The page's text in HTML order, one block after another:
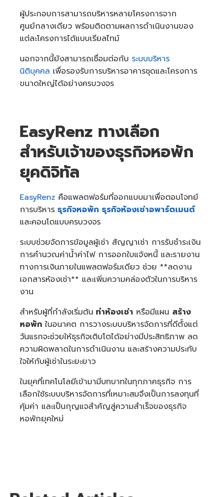
ผู้ประกอบการสามารถบริหารหลายโครงการจาก
ศูนย์กลางเดียว พร้อมติดตามผลการดำเนินงานของ
แต่ละโครงการได้แบบเรียลไทม์
นอกจากนี้ยังสามารถเชื่อมต่อกับ ระบบบริหาร
นิติบุคคล เพื่อรองรับการบริหารอาคารชุดและโครงการ
ขนาดใหญ่ได้อย่างครบวงจร
EasyRenz ทางเลือก
สำหรับเจ้าของธุรกิจหอพัก
ยุคดิจิทัล
EasyRenz คือแพลตฟอร์มที่ออกแบบมาเพื่อตอบโจทย์
การบริหาร ธุรกิจหอพัก ธุรกิจห้องเช่าอพาร์ตเมนต์
และคอนโดแบบครบวงจร
ระบบช่วยจัดการข้อมูลผู้เช่า สัญญาเช่า การรับชำระเงิน
การคำนวณค่าน้ำค่าไฟ การออกใบแจ้งหนี้ และรายงาน
ทางการเงินภายในแพลตฟอร์มเดียว ช่วย **ลดงาน
เอกสารห้องเช่า** และเพิ่มความคล่องตัวในการบริหาร
งาน
สำหรับผู้ที่กำลังเริ่มต้น ทำห้องเช่า หรือมีแผน สร้าง
หอพักในอนาคต การวางระบบบริหารจัดการที่ดีตั้งแต่
วันแรกจะช่วยให้ธุรกิจเติบโตได้อย่างมีประสิทธิภาพ ลด
ความผิดพลาดในการดำเนินงาน และสร้างความประทับ
ใจให้กับผู้เช่าในระยะยาว
ในยุคที่เทคโนโลยีเข้ามามีบทบาทในทุกภาคธุรกิจ การ
เลือกใช้ระบบบริหารจัดการที่เหมาะสมจึงเป็นการลงทุนที่
คุ้มค่า และเป็นกุญแจสำคัญสู่ความสำเร็จของธุรกิจ
หอพักยุคใหม่